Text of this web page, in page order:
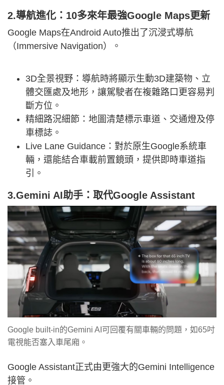
2.導航進化：10多來年最強Google Maps更新
Google Maps在Android Auto推出了沉浸式導航
（Immersive Navigation）。
3D全景視野：導航時將顯示生動3D建築物、立
體交匯處及地形，讓駕駛者在複雜路口更容易判
斷方位。
精細路況細節：地圖清楚標示車道、交通燈及停
車標誌。
Live Lane Guidance：對於原生Google系統車
輛，還能結合車載前置鏡頭，提供即時車道指
引。
3.Gemini AI助手：取代Google Assistant
Google built-in的Gemini AI可回覆有關車輛的問題，如65吋
電視能否塞入車尾廂。
Google Assistant正式由更強大的Gemini Intelligence
接管。